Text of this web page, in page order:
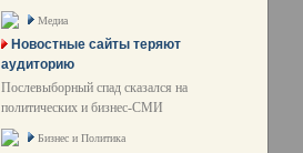
Медиа
Новостные сайты теряют
аудиторию
Послевыборный спад сказался на
политических и бизнес-СМИ
Бизнес и Политика